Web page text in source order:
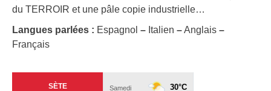
du TERROIR et une pâle copie industrielle…
Langues parlées : Espagnol – Italien –Anglais –
Français